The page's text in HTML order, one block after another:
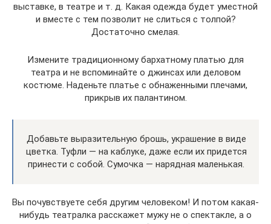
выставке, в театре и т. д. Какая одежда будет уместной
и вместе с тем позволит не слиться с толпой?
Достаточно смелая.
Измените традиционному бархатному платью для
театра и не вспоминайте о джинсах или деловом
костюме. Наденьте платье с обнаженными плечами,
прикрыв их палантином.
Добавьте выразительную брошь, украшение в виде
цветка. Туфли — на каблуке, даже если их придется
принести с собой. Сумочка — нарядная маленькая.
Вы почувствуете себя другим человеком! И потом какая-
нибудь театралка расскажет мужу не о спектакле, а о